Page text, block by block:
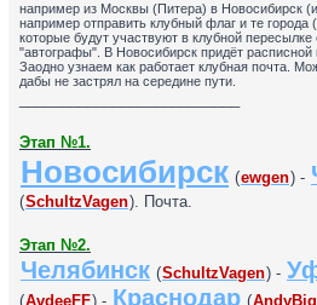
например из Москвы (Питера) в Новосибирск
например отправить клубный флаг и те города
которые будут участвуют в клубной
"автографы". В Новосибирск придёт
Заодно узнаем как работает клубная почта.
дабы не застрял на середине пути.
Этап №1.
Новосибирск (ewgen) -
(SchultzVagen). Почта.
Этап №2.
Челябинск (SchultzVagen) -
(AvdeeFF) - Краснодар (AndyBig